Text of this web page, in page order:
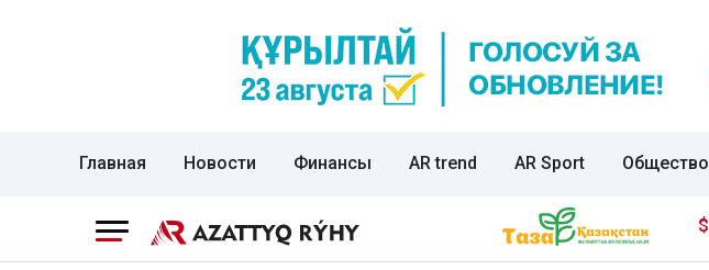
Главная Новости Финансы AR trend AR Sport Общество
$